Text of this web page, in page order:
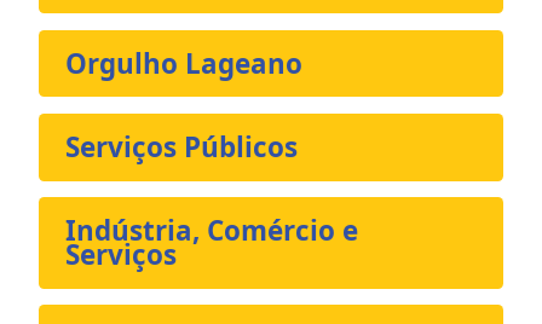
Orgulho Lageano
Serviços Públicos
Indústria, Comércio e
Serviços